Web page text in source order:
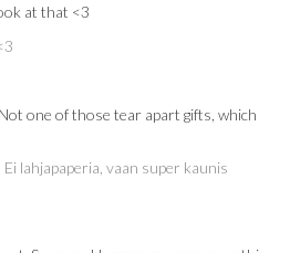
at that <3
one of those tear apart gifts, which
lahjapaperia, vaan super kaunis